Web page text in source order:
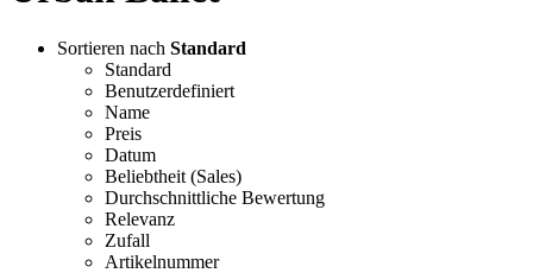
Sortieren nach Standard
Standard
Benutzerdefiniert
Name
Preis
Datum
Beliebtheit (Sales)
Durchschnittliche Bewertung
Relevanz
Zufall
Artikelnummer